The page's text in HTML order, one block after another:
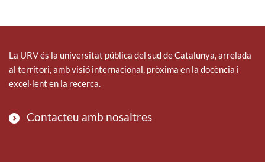
La URV és la universitat pública del sud de Catalunya, arrelada
al territori, amb visió internacional, pròxima en la docència i
excel·lent en la recerca.
Contacteu amb nosaltres